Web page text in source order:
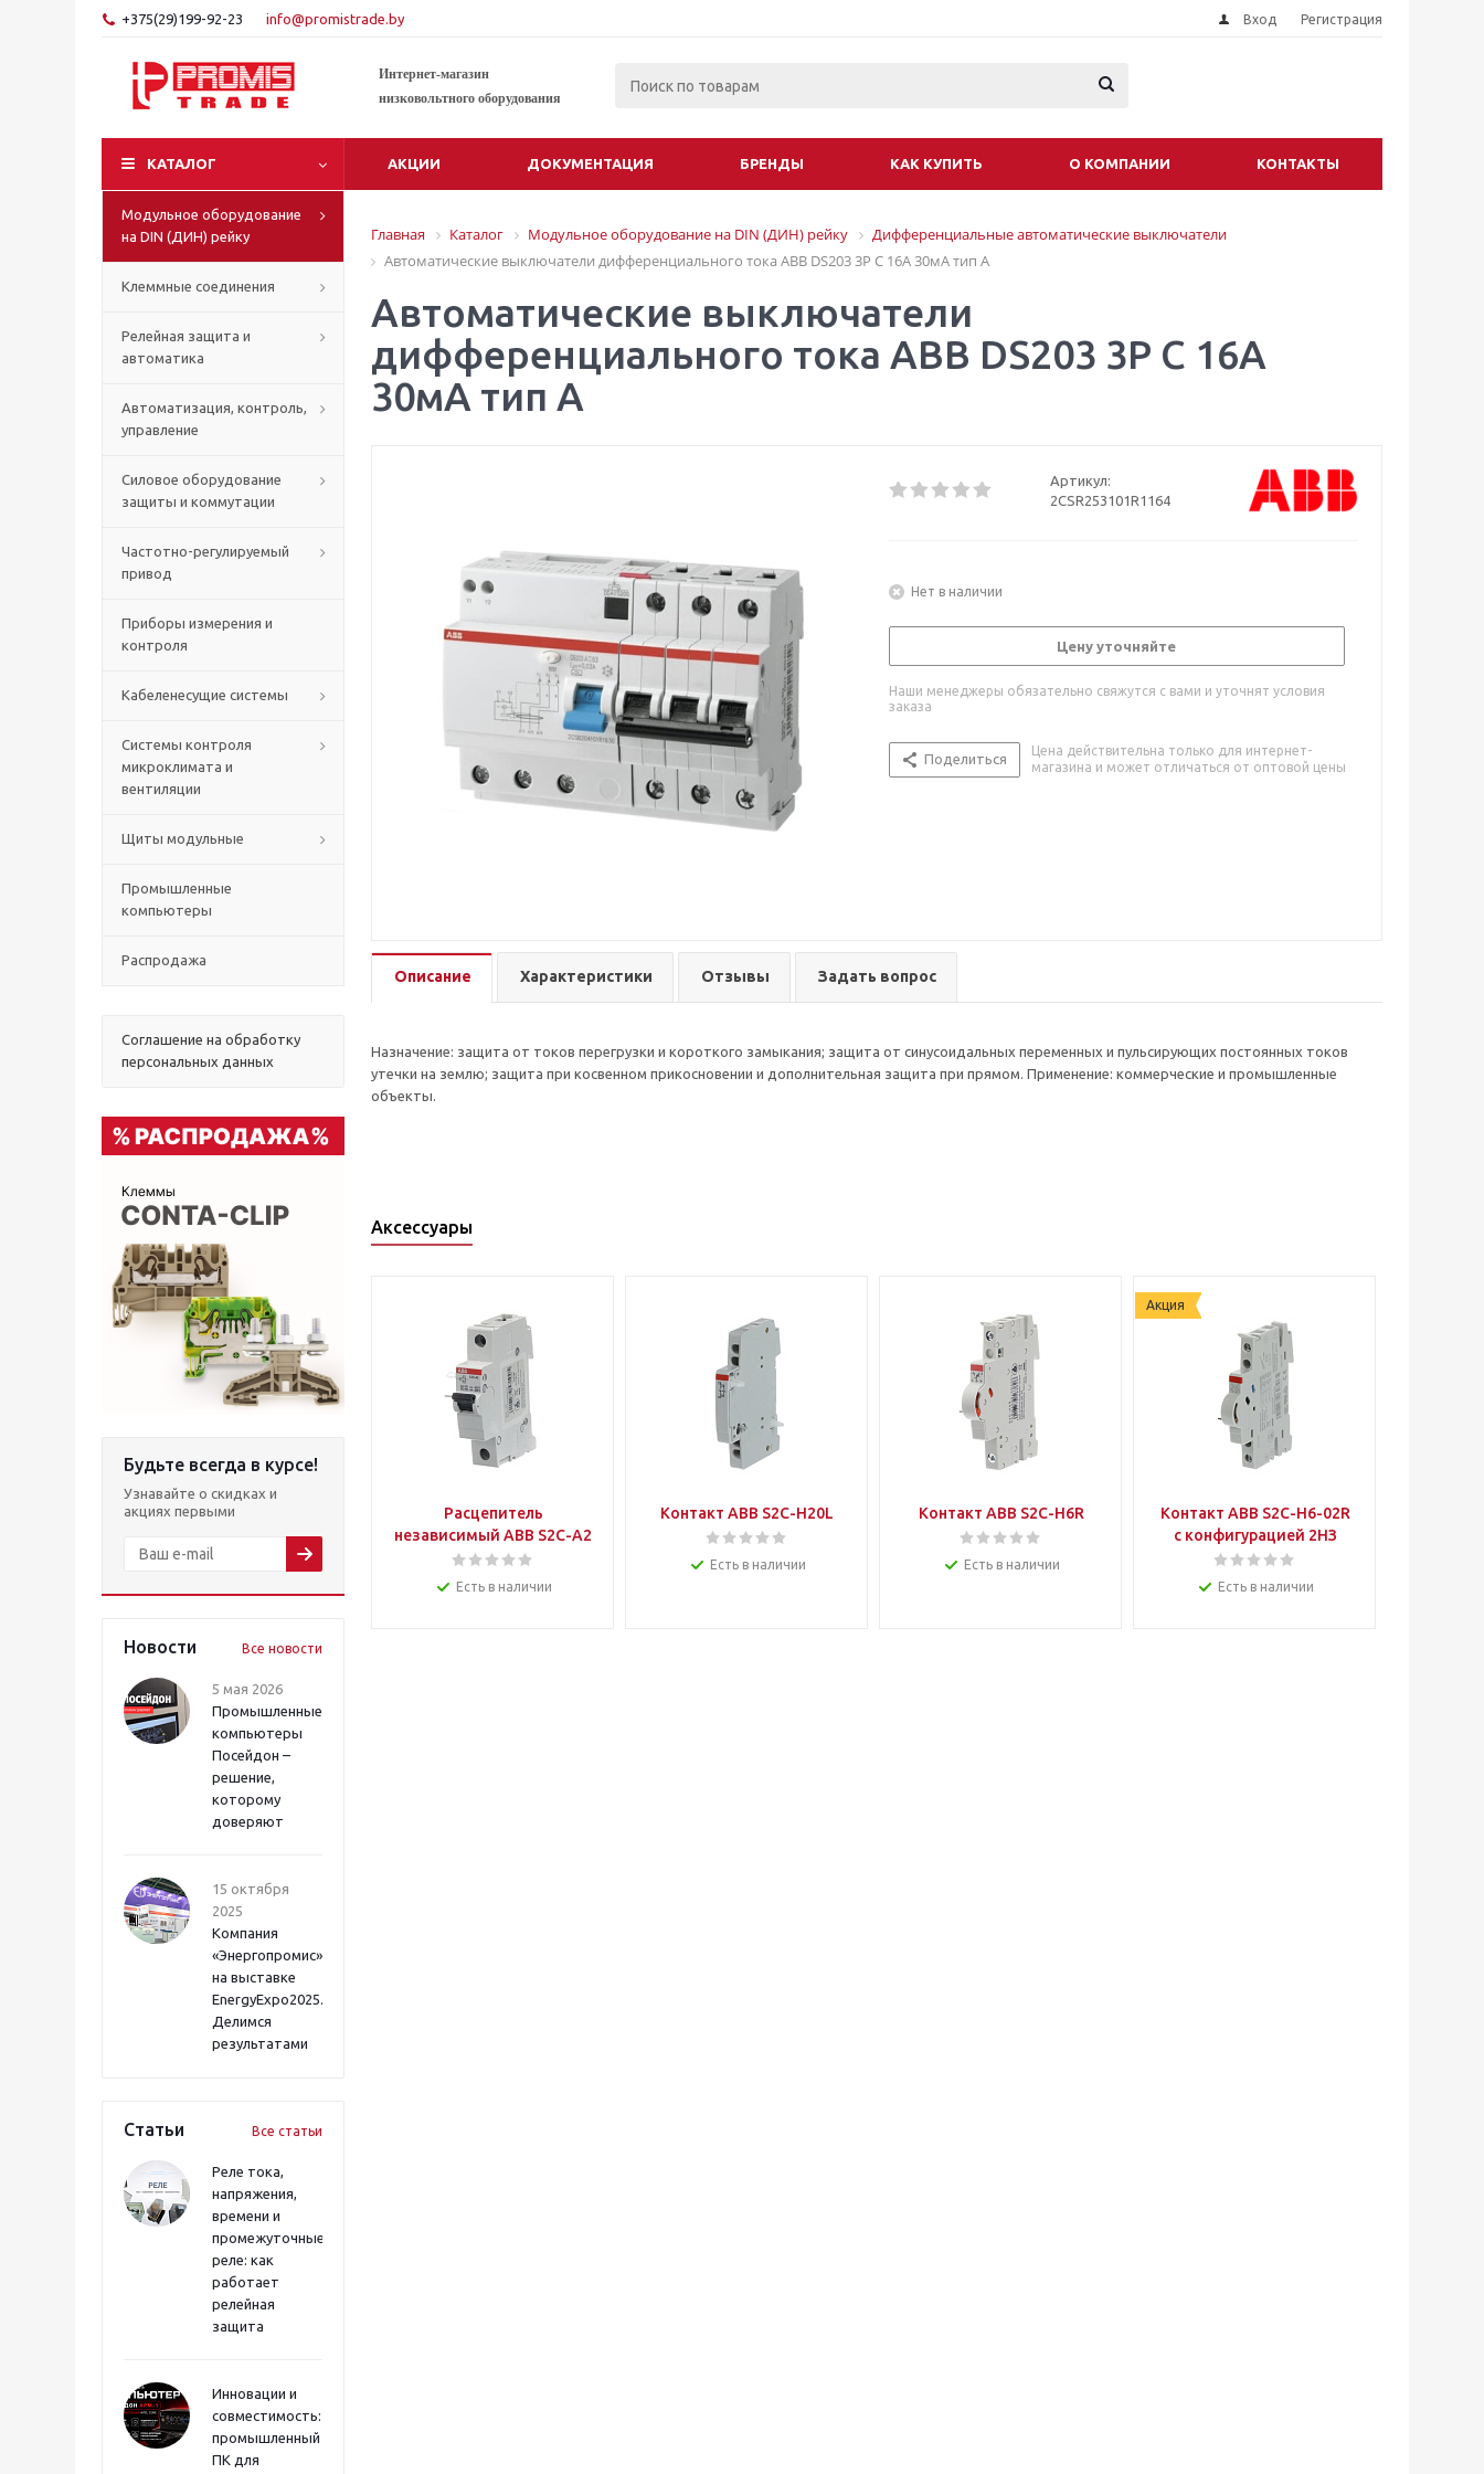
+375(29)199-92-23 info@promistrade.by Вход Регистрация
Интернет-магазин
низковольтного оборудования
КАТАЛОГ АКЦИИ ДОКУМЕНТАЦИЯ БРЕНДЫ КАК КУПИТЬ О КОМПАНИИ КОНТАКТЫ
Модульное оборудование
на DIN (ДИН) рейку
Клеммные соединения
Релейная защита и
автоматика
Автоматизация, контроль,
управление
Силовое оборудование
защиты и коммутации
Частотно-регулируемый
привод
Приборы измерения и
контроля
Кабеленесущие системы
Системы контроля
микроклимата и
вентиляции
Щиты модульные
Промышленные
компьютеры
Распродажа
Соглашение на обработку
персональных данных
Будьте всегда в курсе!
Узнавайте о скидках и
акциях первыми
Новости Все новости
5 мая 2026
Промышленные
компьютеры
Посейдон –
решение,
которому
доверяют
15 октября
2025
Компания
«Энергопромис»
на выставке
EnergyExpo2025.
Делимся
результатами
Статьи Все статьи
Реле тока,
напряжения,
времени и
промежуточные
реле: как
работает
релейная
защита
Инновации и
совместимость:
промышленный
ПК для
Главная Каталог Модульное оборудование на DIN (ДИН) рейку
Дифференциальные автоматические выключатели
Автоматические выключатели дифференциального тока ABB DS203 3P C 16A 30мА тип A
Автоматические выключатели
дифференциального тока ABB DS203 3P C 16A
30мА тип A
Артикул:
2CSR253101R1164
Нет в наличии
Цену уточняйте
Наши менеджеры обязательно свяжутся с вами и уточнят условия
заказа
Поделиться
Цена действительна только для интернет-
магазина и может отличаться от оптовой цены
Описание Характеристики Отзывы Задать вопрос
Назначение: защита от токов перегрузки и короткого замыкания; защита от синусоидальных переменных и пульсирующих постоянных токов
утечки на землю; защита при косвенном прикосновении и дополнительная защита при прямом. Применение: коммерческие и промышленные
объекты.
Аксессуары
Расцепитель
независимый ABB S2C-A2
Есть в наличии
Контакт ABB S2C-H20L
Есть в наличии
Контакт ABB S2C-H6R
Есть в наличии
Акция
Контакт ABB S2C-H6-02R
с конфигурацией 2НЗ
Есть в наличии